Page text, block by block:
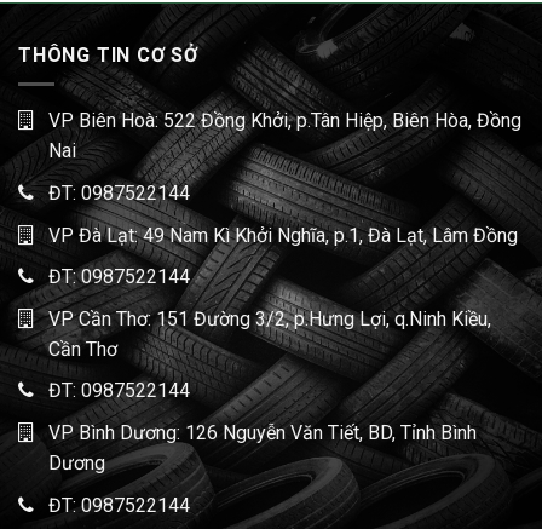
THÔNG TIN CƠ SỞ
VP Biên Hoà: 522 Đồng Khởi, p.Tân Hiệp, Biên Hòa, Đồng
Nai
ĐT: 0987522144
VP Đà Lạt: 49 Nam Kì Khởi Nghĩa, p.1, Đà Lạt, Lâm Đồng
ĐT:0987522144
VP Cần Thơ: 151 Đường 3/2, p.Hưng Lợi, q.Ninh Kiều,
Cần Thơ
ĐT: 0987522144
VP Bình Dương: 126 Nguyễn Văn Tiết, BD, Tỉnh Bình
Dương
ĐT: 0987522144